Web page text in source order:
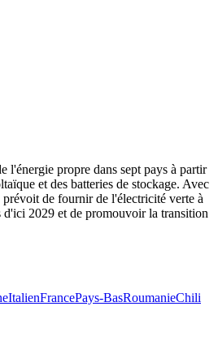
l'énergie propre dans sept pays à partir
et des batteries de stockage. Avec
de fournir de l'électricité verte à
2029 et de promouvoir la transition
ItalienFrancePays-BasRoumanieChili